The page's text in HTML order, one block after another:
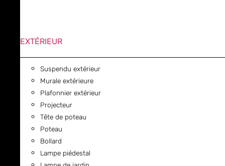
EXTÉRIEUR
Suspendu extérieur
Murale extérieure
Plafonnier extérieur
Projecteur
Tête de poteau
Poteau
Bollard
Lampe piédestal